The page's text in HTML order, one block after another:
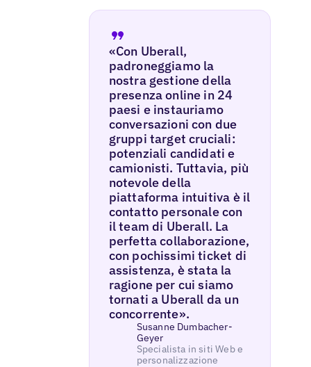
«Con Uberall,
padroneggiamo la
nostra gestione della
presenza online in 24
paesi e instauriamo
conversazioni con due
gruppi target cruciali:
potenziali candidati e
camionisti. Tuttavia, più
notevole della
piattaforma intuitiva è il
contatto personale con
il team di Uberall. La
perfetta collaborazione,
con pochissimi ticket di
assistenza, è stata la
ragione per cui siamo
tornati a Uberall da un
concorrente».
Susanne Dumbacher-
Geyer
Specialista in siti Web e
personalizzazione